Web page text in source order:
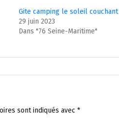
Gite camping le soleil couchant
29 juin 2023
Dans "76 Seine-Maritime"
sont indiqués avec *